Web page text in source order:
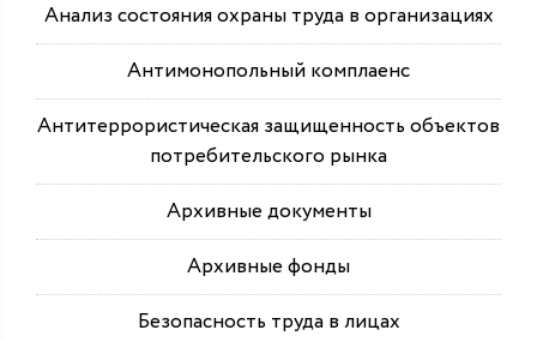
Анализ состояния охраны труда в организациях
Антимонопольный комплаенс
Антитеррористическая защищенность объектов
потребительского рынка
Архивные документы
Архивные фонды
Безопасность труда в лицах